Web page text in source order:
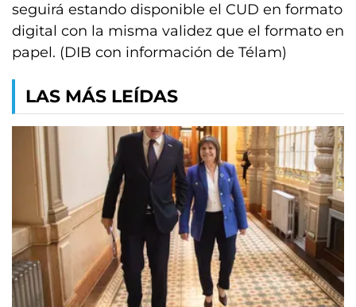
seguirá estando disponible el CUD en formato
digital con la misma validez que el formato en
papel. (DIB con información de Télam)
LAS MÁS LEÍDAS